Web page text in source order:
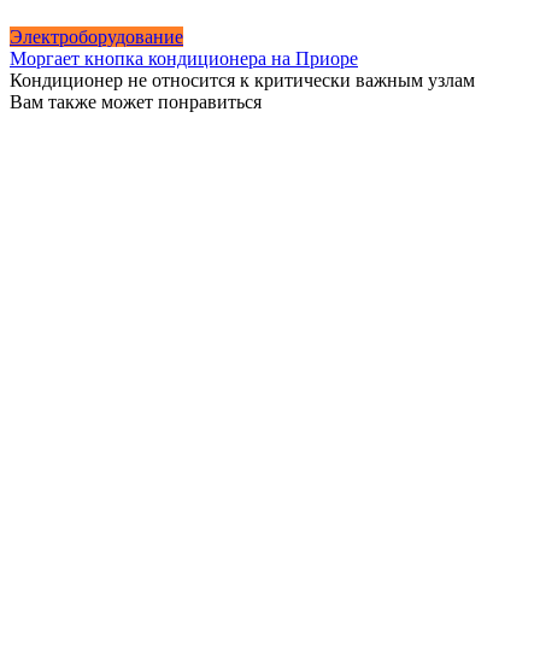
Электроборудование
Моргает кнопка кондиционера на Приоре
Кондиционер не относится к критически важным узлам
Вам также может понравиться